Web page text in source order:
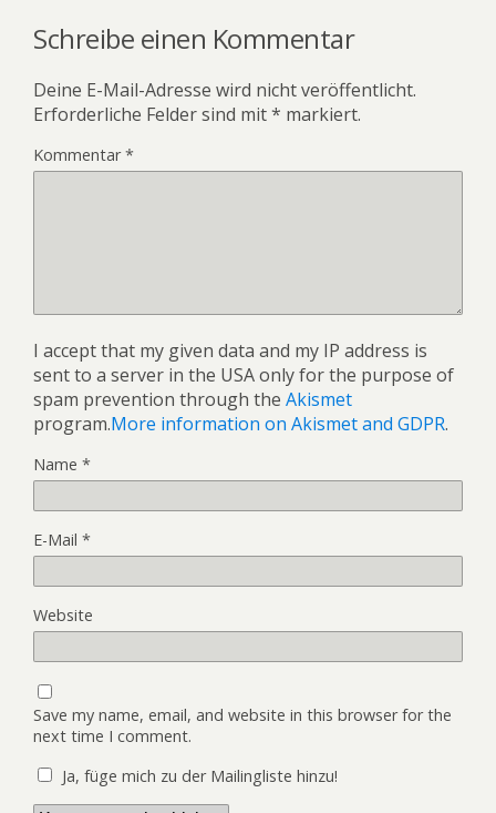
Schreibe einen Kommentar
Deine E-Mail-Adresse wird nicht veröffentlicht.
Erforderliche Felder sind mit* markiert.
Kommentar*
I accept that my given data and my IP address is
sent to a server in the USA only for the purpose of
spam prevention through the Akismet
program.More information on Akismet and GDPR.
Name *
E-Mail *
Website
Save my name, email, and website in this browser for the
next time I comment.
Ja, füge mich zu der Mailingliste hinzu!